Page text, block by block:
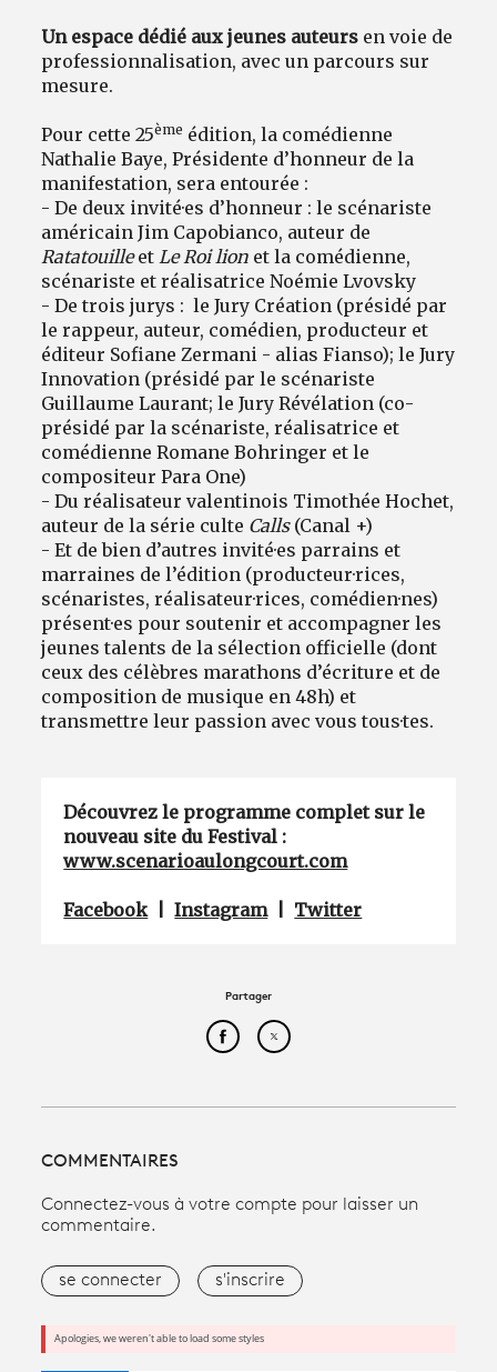
Un espace dédié aux jeunes auteurs en voie de
professionnalisation, avec un parcours sur
mesure.
Pour cette 25ème édition, la comédienne
Nathalie Baye, Présidente d’honneur de la
manifestation, sera entourée :
- De deux invité·es d’honneur : le scénariste
américain Jim Capobianco, auteur de
Ratatouilleet Le Roi lion et la comédienne,
scénariste et réalisatrice Noémie Lvovsky
- De trois jurys : le Jury Création (présidé par
le rappeur, auteur, comédien, producteur et
éditeur Sofiane Zermani - alias Fianso); le Jury
Innovation (présidé par le scénariste
Guillaume Laurant; le Jury Révélation (co-
présidé par la scénariste, réalisatrice et
comédienne Romane Bohringer et le
compositeur Para One)
- Du réalisateur valentinois Timothée Hochet,
auteur de la série culte Calls(Canal +)
- Et de bien d’autres invité·es parrains et
marraines de l’édition (producteur·rices,
scénaristes, réalisateur·rices, comédien·nes)
présent·es pour soutenir et accompagner les
jeunes talents de la sélection officielle (dont
ceux des célèbres marathons d’écriture et de
composition de musique en 48h) et
transmettre leur passion avec vous tous·tes.
Découvrez le programme complet sur le
nouveau site du Festival :
www.scenarioaulongcourt.com
Facebook |Instagram Twitter
Partager
Partager cet article sur
Partager cet article sur
COMMENTAIRES
Connectez-vous à votre compte pour laisser un
commentaire.
se connecter s'inscrire